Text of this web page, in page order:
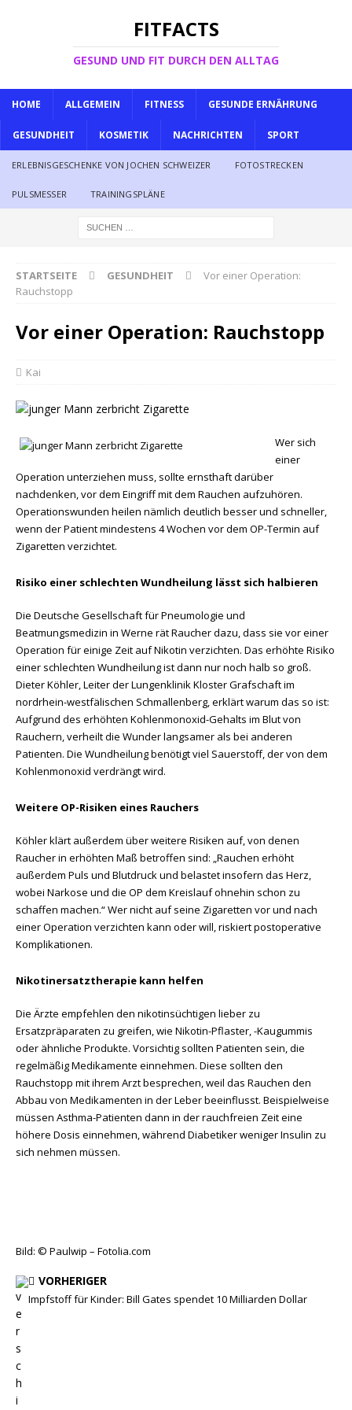
FITFACTS
GESUND UND FIT DURCH DEN ALLTAG
HOME ALLGEMEIN FITNESS GESUNDE ERNÄHRUNG
GESUNDHEIT KOSMETIK NACHRICHTEN SPORT
ERLEBNISGESCHENKE VON JOCHEN SCHWEIZER FOTOSTRECKEN
PULSMESSER TRAININGSPLÄNE
STARTSEITE GESUNDHEIT
Vor einer Operation:
Rauchstopp
Vor einer Operation: Rauchstopp
Kai
Wer sich
einer
Operation unterziehen muss, sollte ernsthaft darüber
nachdenken, vor dem Eingriff mit dem Rauchen aufzuhören.
Operationswunden heilen nämlich deutlich besser und schneller,
wenn der Patient mindestens 4 Wochen vor dem OP-Termin auf
Zigaretten verzichtet.
Risiko einer schlechten Wundheilung lässt sich halbieren
Die Deutsche Gesellschaft für Pneumologie und
Beatmungsmedizin in Werne rät Raucher dazu, dass sie vor einer
Operation für einige Zeit auf Nikotin verzichten. Das erhöhte Risiko
einer schlechten Wundheilung ist dann nur noch halb so groß.
Dieter Köhler, Leiter der Lungenklinik Kloster Grafschaft im
nordrhein-westfälischen Schmallenberg, erklärt warum das so ist:
Aufgrund des erhöhten Kohlenmonoxid-Gehalts im Blut von
Rauchern, verheilt die Wunder langsamer als bei anderen
Patienten. Die Wundheilung benötigt viel Sauerstoff, der von dem
Kohlenmonoxid verdrängt wird.
Weitere OP-Risiken eines Rauchers
Köhler klärt außerdem über weitere Risiken auf, von denen
Raucher in erhöhten Maß betroffen sind: „Rauchen erhöht
außerdem Puls und Blutdruck und belastet insofern das Herz,
wobei Narkose und die OP dem Kreislauf ohnehin schon zu
schaffen machen.“ Wer nicht auf seine Zigaretten vor und nach
einer Operation verzichten kann oder will, riskiert postoperative
Komplikationen.
Nikotinersatztherapie kann helfen
Die Ärzte empfehlen den nikotinsüchtigen lieber zu
Ersatzpräparaten zu greifen, wie Nikotin-Pflaster, -Kaugummis
oder ähnliche Produkte. Vorsichtig sollten Patienten sein, die
regelmäßig Medikamente einnehmen. Diese sollten den
Rauchstopp mit ihrem Arzt besprechen, weil das Rauchen den
Abbau von Medikamenten in der Leber beeinflusst. Beispielweise
müssen Asthma-Patienten dann in der rauchfreien Zeit eine
höhere Dosis einnehmen, während Diabetiker weniger Insulin zu
sich nehmen müssen.
Bild: © Paulwip – Fotolia.com
VORHERIGER
Impfstoff für Kinder: Bill Gates spendet 10 Milliarden Dollar